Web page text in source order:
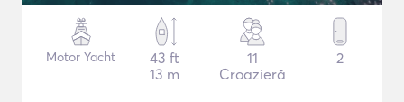
Motor Yacht
43 ft
13 m
11
Croazieră
2